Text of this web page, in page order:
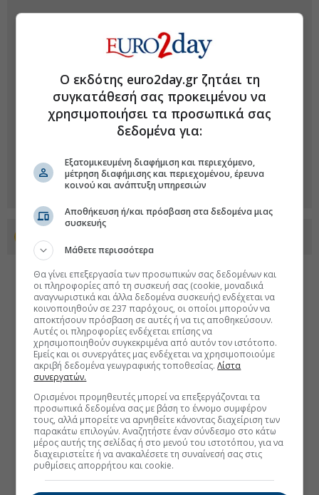
Ο εκδότης euro2day.gr ζητάει τη
συγκατάθεσή σας προκειμένου να
χρησιμοποιήσει τα προσωπικά σας
δεδομένα για:
Εξατομικευμένη διαφήμιση και περιεχόμενο,
μέτρηση διαφήμισης και περιεχομένου, έρευνα
κοινού και ανάπτυξη υπηρεσιών
Αποθήκευση ή/και πρόσβαση στα δεδομένα μιας
συσκευής
Μάθετε περισσότερα
Θα γίνει επεξεργασία των προσωπικών σας δεδομένων και
οι πληροφορίες από τη συσκευή σας (cookie, μοναδικά
αναγνωριστικά και άλλα δεδομένα συσκευής) ενδέχεται να
κοινοποιηθούν σε 237 παρόχους, οι οποίοι μπορούν να
αποκτήσουν πρόσβαση σε αυτές ή να τις αποθηκεύσουν.
Αυτές οι πληροφορίες ενδέχεται επίσης να
χρησιμοποιηθούν συγκεκριμένα από αυτόν τον ιστότοπο.
Εμείς και οι συνεργάτες μας ενδέχεται να χρησιμοποιούμε
ακριβή δεδομένα γεωγραφικής τοποθεσίας.Λίστα
συνεργατών.
Ορισμένοι προμηθευτές μπορεί να επεξεργάζονται τα
προσωπικά δεδομένα σας με βάση το έννομο συμφέρον
τους, αλλά μπορείτε να αρνηθείτε κάνοντας διαχείριση των
παρακάτω επιλογών. Αναζητήστε έναν σύνδεσμο στο κάτω
μέρος αυτής της σελίδας ή στο μενού του ιστοτόπου, για να
διαχειριστείτε ή να ανακαλέσετε τη συναίνεσή σας στις
ρυθμίσεις απορρήτου και cookie.